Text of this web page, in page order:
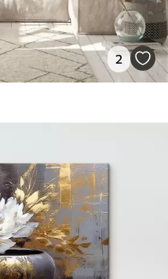
2